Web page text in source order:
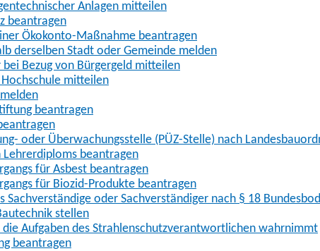
Anlagen mitteilen
beantragen
Ökokonto-Maßnahme beantragen
derselben Stadt oder Gemeinde melden
Bezug von Bürgergeld mitteilen
mitteilen
beantragen
oder Überwachungsstelle (PÜZ-Stelle) nach
Lehrerdiploms beantragen
für Asbest beantragen
für Biozid-Produkte beantragen
Sachverständige oder Sachverständiger nach § 18
stellen
Aufgaben des Strahlenschutzverantwortlichen wahrnimmt
beantragen